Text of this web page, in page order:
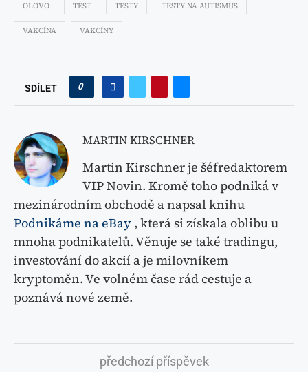
OLOVO TEST TESTY TESTY NA AUTISMUS
VAKCÍNA VAKCÍNY
SDÍLET 0
MARTIN KIRSCHNER
Martin Kirschner je šéfredaktorem
VIP Novin. Kromě toho podniká v
mezinárodním obchodě a napsal knihu
Podnikáme na eBay , která si získala oblibu u
mnoha podnikatelů. Věnuje se také tradingu,
investování do akcií a je milovníkem
kryptoměn. Ve volném čase rád cestuje a
poznává nové země.
předchozí příspěvek